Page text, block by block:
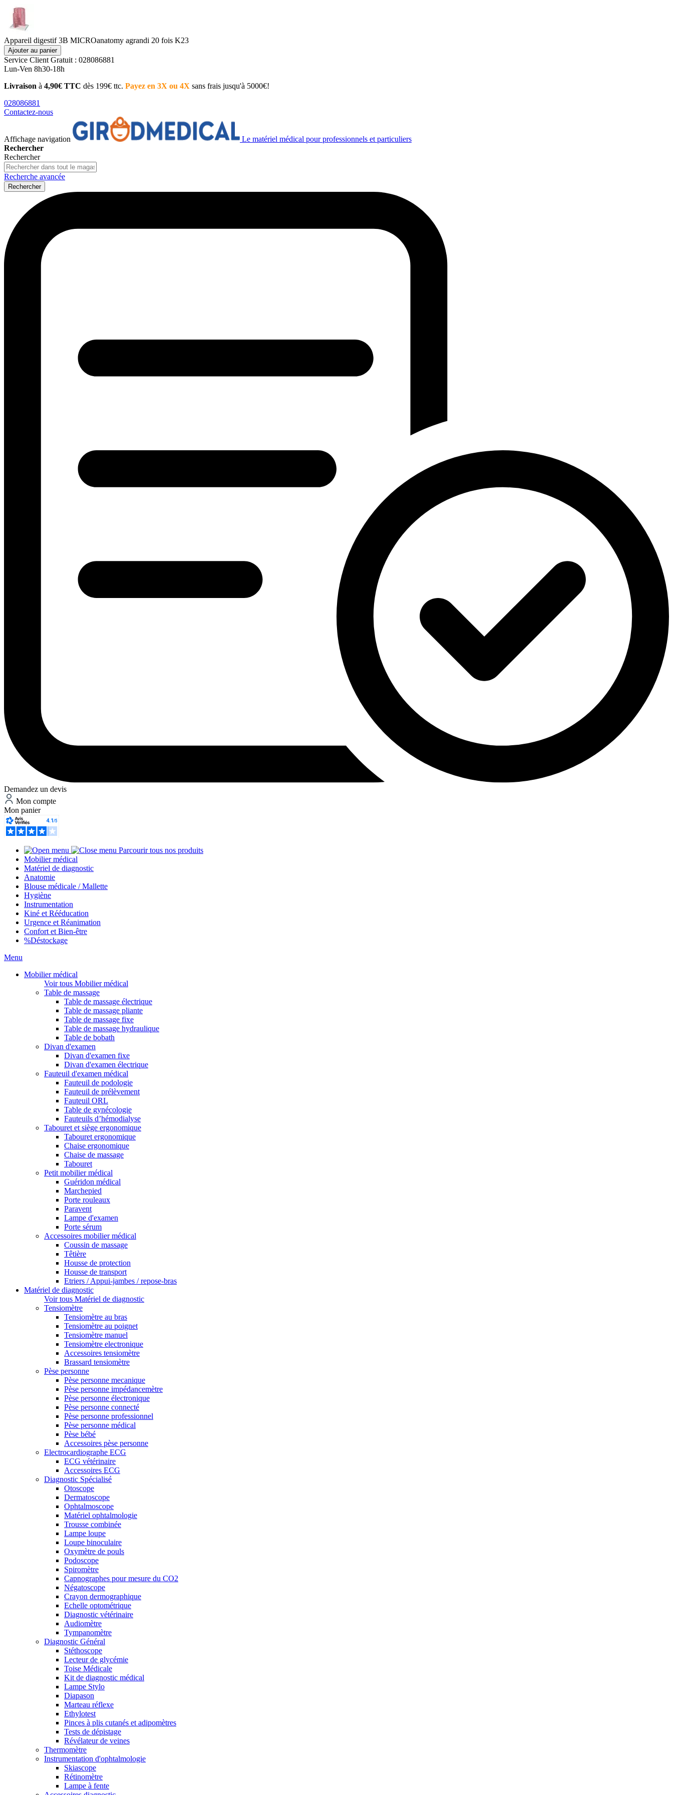
Appareil digestif 3B MICROanatomy agrandi 20 fois K23
Ajouter au panier
Service Client Gratuit : 028086881
Lun-Ven 8h30-18h
Livraison à 4,90€ TTC dès 199€ ttc. Payez en 3X ou 4X sans frais jusqu'à 5000€!
028086881
Contactez-nous
Affichage navigation
Le matériel médical pour professionnels et particuliers
Rechercher
Rechercher
Recherche avancée
Rechercher
Demandez un devis
Mon compte
Mon panier
Parcourir tous nos produits
Mobilier médical
Matériel de diagnostic
Anatomie
Blouse médicale / Mallette
Hygiène
Instrumentation
Kiné et Rééducation
Urgence et Réanimation
Confort et Bien-être
%Déstockage
Menu
Mobilier médical
Voir tous Mobilier médical
Table de massage
Table de massage électrique
Table de massage pliante
Table de massage fixe
Table de massage hydraulique
Table de bobath
Divan d'examen
Divan d'examen fixe
Divan d'examen électrique
Fauteuil d'examen médical
Fauteuil de podologie
Fauteuil de prélèvement
Fauteuil ORL
Table de gynécologie
Fauteuils d’hémodialyse
Tabouret et siège ergonomique
Tabouret ergonomique
Chaise ergonomique
Chaise de massage
Tabouret
Petit mobilier médical
Guéridon médical
Marchepied
Porte rouleaux
Paravent
Lampe d'examen
Porte sérum
Accessoires mobilier médical
Coussin de massage
Têtière
Housse de protection
Housse de transport
Etriers / Appui-jambes / repose-bras
Matériel de diagnostic
Voir tous Matériel de diagnostic
Tensiomètre
Tensiomètre au bras
Tensiomètre au poignet
Tensiomètre manuel
Tensiomètre electronique
Accessoires tensiomètre
Brassard tensiomètre
Pèse personne
Pèse personne mecanique
Pèse personne impédancemètre
Pèse personne électronique
Pèse personne connecté
Pèse personne professionnel
Pèse personne médical
Pèse bébé
Accessoires pèse personne
Electrocardiographe ECG
ECG vétérinaire
Accessoires ECG
Diagnostic Spécialisé
Otoscope
Dermatoscope
Ophtalmoscope
Matériel ophtalmologie
Trousse combinée
Lampe loupe
Loupe binoculaire
Oxymètre de pouls
Podoscope
Spiromètre
Capnographes pour mesure du CO2
Négatoscope
Crayon dermographique
Echelle optométrique
Diagnostic vétérinaire
Audiomètre
Tympanomètre
Diagnostic Général
Stéthoscope
Lecteur de glycémie
Toise Médicale
Kit de diagnostic médical
Lampe Stylo
Diapason
Marteau réflexe
Ethylotest
Pinces à plis cutanés et adipomètres
Tests de dépistage
Révélateur de veines
Thermomètre
Instrumentation d'ophtalmologie
Skiascope
Rétinomètre
Lampe à fente